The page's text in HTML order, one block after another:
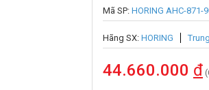
Mã SP: HORING AHC-871-
Hãng SX: HORING
44.660.000 đ